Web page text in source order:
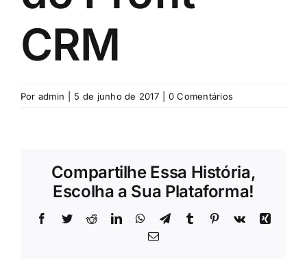
CRM
Por admin 5 de junho de 2017 0 Comentários
Compartilhe Essa História,
Escolha a Sua Plataforma!
Facebook
TwitterRedditLinkedInWhatsApp
TelegramTumblr Pinterest
Vk
Xing
E-